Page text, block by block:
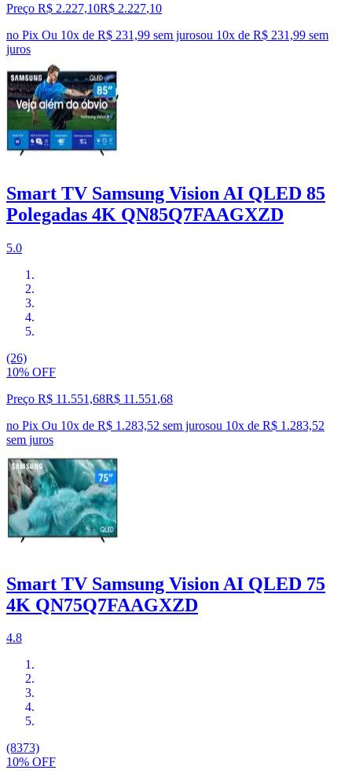
Preço R$ 2.227,10R$ 2.227,10
no Pix Ou 10x de R$ 231,99 sem jurosou 10x de R$ 231,99 sem
juros
Smart TV Samsung Vision AI QLED 85
Polegadas 4K QN85Q7FAAGXZD
5.0
(26)
10% OFF
Preço R$ 11.551,68R$ 11.551 ,68
no Pix Ou 10x de R$ 1.283,52 sem jurosou 10x de R$ 1.283,52
sem juros
Smart TV Samsung Vision AI QLED 75
4K QN75Q7FAAGXZD
4.8
(8373)
10% OFF